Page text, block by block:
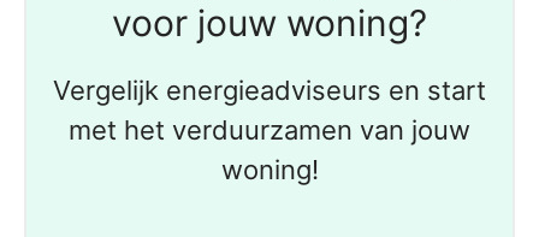
voor jouw woning?
Vergelijk energieadviseurs en start
met het verduurzamen van jouw
woning!